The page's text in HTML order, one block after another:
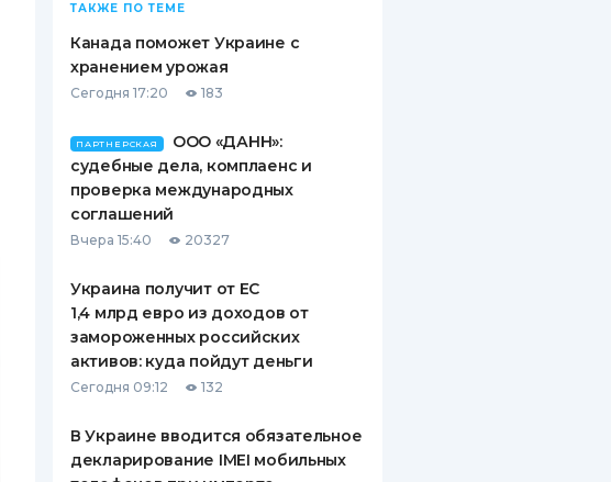
ТАКЖЕ ПО ТЕМЕ
Канада поможет Украине с
хранением урожая
Сегодня 17:20 183
ПАРТНЕРСКАЯ
ООО «ДАНН»:
судебные дела, комплаенс и
проверка международных
соглашений
Вчера 15:40 20327
Украина получит от ЕС
1,4 млрд евро из доходов от
замороженных российских
активов: куда пойдут деньги
Сегодня 09:12 132
В Украине вводится обязательное
декларирование IMEI мобильных